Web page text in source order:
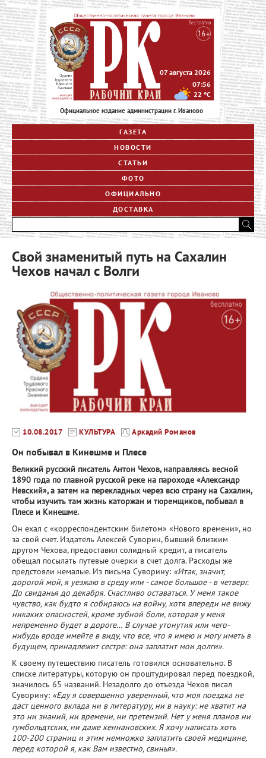
Официальное издание администрации г. Иваново
07 августа 2026
07:56
22 °C
ГАЗЕТА
НОВОСТИ
СТАТЬИ
ФОТО
ОФИЦИАЛЬНО
ДОСТАВКА
Свой знаменитый путь на Сахалин
Чехов начал с Волги
10.08.2017 КУЛЬТУРА Аркадий Романов
Он побывал в Кинешме и Плесе
Великий русский писатель Антон Чехов, направляясь весной
1890 года по главной русской реке на пароходе «Александр
Невский», а затем на перекладных через всю страну на Сахалин,
чтобы изучить там жизнь каторжан и тюремщиков, побывал в
Плесе и Кинешме.
Он ехал с «корреспондентским билетом» «Нового времени», но
за свой счет. Издатель Алексей Суворин, бывший близким
другом Чехова, предоставил солидный кредит, а писатель
обещал посылать путевые очерки в счет долга. Расходы же
предстояли немалые. Из письма Суворину: «Итак, значит,
дорогой мой, я уезжаю в среду или - самое большое - в четверг.
До свиданья до декабря. Счастливо оставаться. У меня такое
чувство, как будто я собираюсь на войну, хотя впереди не вижу
никаких опасностей, кроме зубной боли, которая у меня
непременно будет в дороге… В случае утонутия или чего-
нибудь вроде имейте в виду, что все, что я имею и могу иметь в
будущем, принадлежит сестре: она заплатит мои долги».
К своему путешествию писатель готовился основательно. В
списке литературы, которую он проштудировал перед поездкой,
значилось 65 названий. Незадолго до отъезда Чехов писал
Суворину: «Еду я совершенно уверенный, что моя поездка не
даст ценного вклада ни в литературу, ни в науку: не хватит на
это ни знаний, ни времени, ни претензий. Нет у меня планов ни
гумбольдтских, ни даже кеннановских. Я хочу написать хоть
100-200 страниц и этим немножко заплатить своей медицине,
перед которой я, как Вам известно, свинья».